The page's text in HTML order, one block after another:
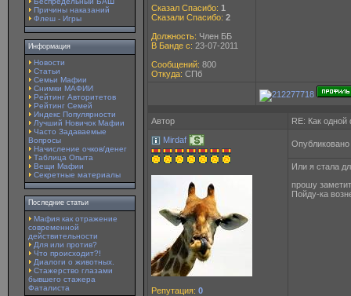
Причины наказаний
Флеш - Игры
Информация
Новости
Статьи
Семьи Мафии
Снимки МАФИИ
Рейтинг Авторитетов
Рейтинг Семей
Индекс Популярности
Лучший Новичок Мафии
Часто Задаваемые
Вопросы
Начисление очков/денег
Таблица Опыта
Вещи Мафии
Секретные материалы
Последние статьи
Мафия как отражение
современной
действительности
Для или против?
Что происходит?!
Диалоги о животных.
Стажерство глазами
бывшего стажера
Фаталиста
Сказал Спасибо: 1
Сказали Спасибо: 2
Должность: Член ББ
В Банде с: 23-07-2011
Сообщений: 800
Откуда: СПб
Автор
RE: Как
Mirdaf
Репутация: 0
Или я стала
прошу
Пойду-ка